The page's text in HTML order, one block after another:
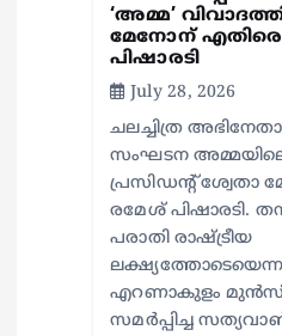
‘അമ്മ’
മേനോന്
പിഷാരടി
July 28, 2026
ചലച്ചിത്ര
സംഘടന
പ്രസിഡന്റ് ശ്വേതാ
രമേശ് പിഷാരടി.
പരാതി രാഷ്ട്രീയ
എറണാകുളം
സമര്‍പ്പിച്ച